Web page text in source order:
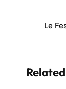
Le
Related